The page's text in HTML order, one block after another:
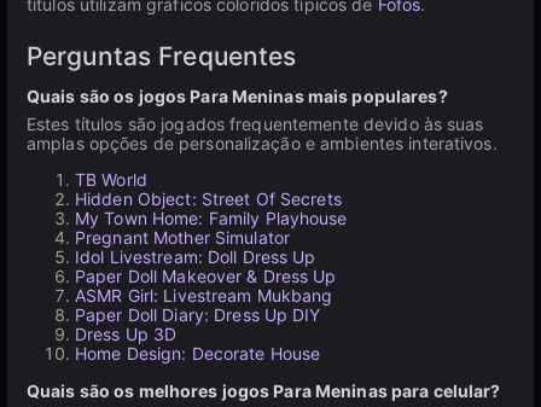
títulos utilizam gráficos coloridos típicos de Fofos.
Perguntas Frequentes
Quais são os jogos Para Meninas mais populares?
Estes títulos são jogados frequentemente devido às suas
amplas opções de personalização e ambientes interativos.
TB World
Hidden Object: Street Of Secrets
My Town Home: Family Playhouse
Pregnant Mother Simulator
Idol Livestream: Doll Dress Up
Paper Doll Makeover & Dress Up
ASMR Girl: Livestream Mukbang
Paper Doll Diary: Dress Up DIY
Dress Up 3D
Home Design: Decorate House
Quais são os melhores jogos Para Meninas para celular?